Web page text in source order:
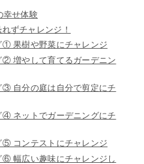
幸せ体験
ずチャレンジ！
① 果樹や野菜にチャレンジ
② 増やして育てるガーデニン
③ 自分の庭は自分で剪定にチ
④ ネットでガーデニングにチ
⑤ コンテストにチャレンジ
⑥ 幅広い趣味にチャレンジし